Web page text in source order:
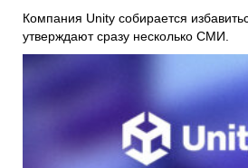
Компания Unity собирается
утверждают сразу несколько СМИ.